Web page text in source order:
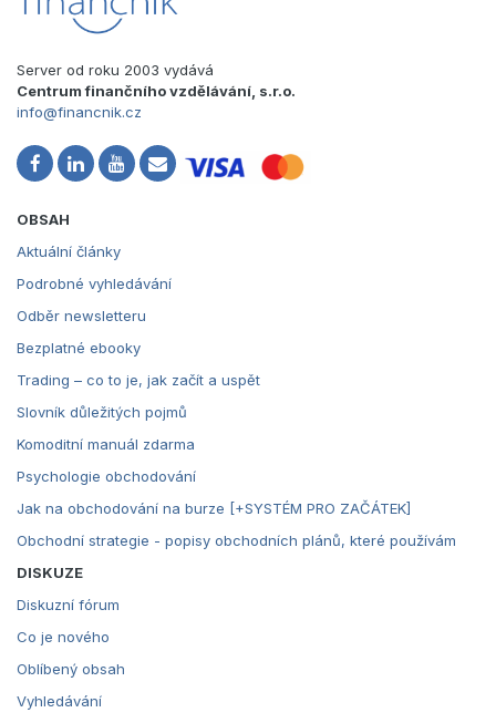
Server od roku 2003 vydává
Centrum finančního vzdělávání, s.r.o.
info@financnik.cz
OBSAH
Aktuální články
Podrobné vyhledávání
Odběr newsletteru
Bezplatné ebooky
Trading – co to je, jak začít a uspět
Slovník důležitých pojmů
Komoditní manuál zdarma
Psychologie obchodování
Jak na obchodování na burze [+SYSTÉM PRO ZAČÁTEK]
Obchodní strategie - popisy obchodních plánů, které používám
DISKUZE
Diskuzní fórum
Co je nového
Oblíbený obsah
Vyhledávání